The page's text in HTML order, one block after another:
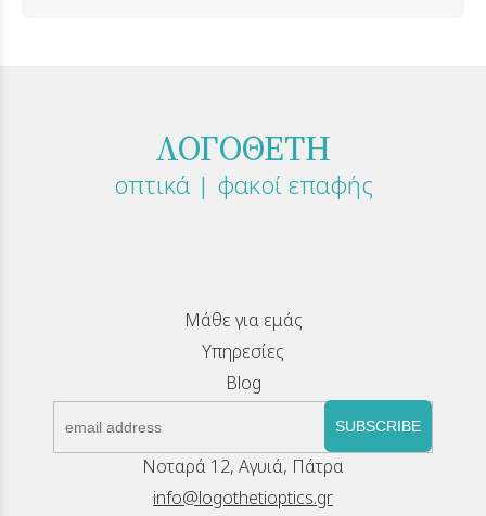
ΛΟΓΟΘΕΤΗ
οπτικά | φακοί επαφής
Μάθε για εμάς
Υπηρεσίες
Blog
SUBSCRIBE
Νοταρά 12, Αγυιά, Πάτρα
info@logothetioptics.gr